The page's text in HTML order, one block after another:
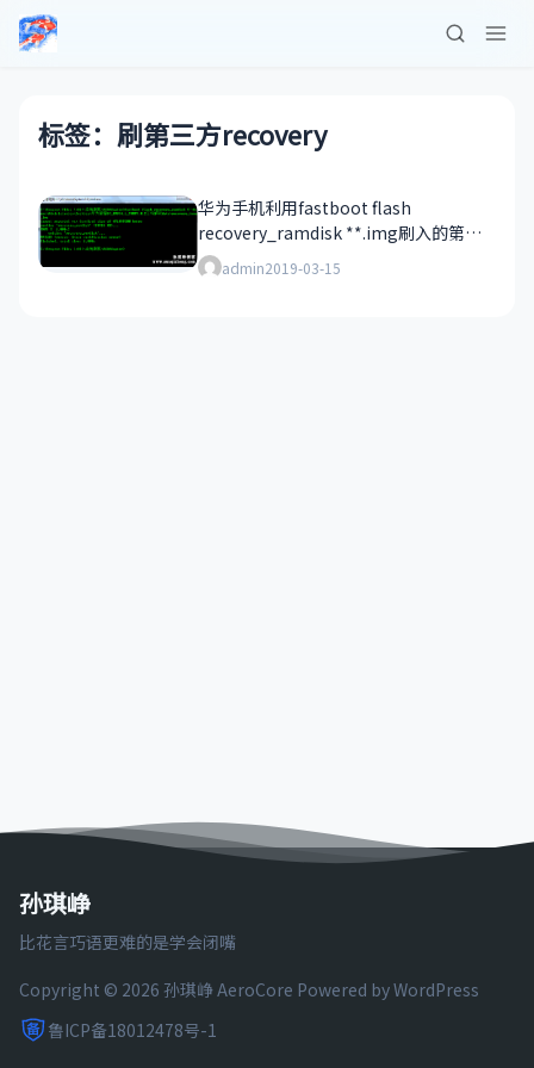
标签：刷第三方recovery
华为手机利用fastboot flash
recovery_ramdisk **.img刷入的第三
方recovery时提示
“FAILED(remote:image verification
admin2019-03-15
孙琪峥
比花言巧语更难的是学会闭嘴
Copyright © 2026 孙琪峥AeroCore Powered by WordPress
鲁ICP备18012478号-1